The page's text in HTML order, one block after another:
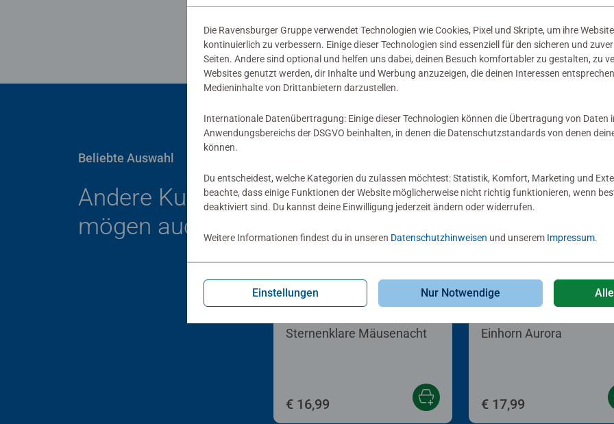
Beliebte Auswahl
Andere Kunden
mögen auch
Sternenklare Mäusenacht
€ 16,99
Einhorn Aurora
€ 17,99
Die Ravensburger Gruppe verwendet Technologien wie Cookies, Pixel und Skripte, um ihre
kontinuierlich zu verbessern. Einige dieser Technologien sind essenziell für den sicheren und
Seiten. Andere sind optional und helfen uns dabei, deinen Besuch komfortabler zu gestalten, zu
Websites genutzt werden, dir Inhalte und Werbung anzuzeigen, die deinen Interessen
Medieninhalte von Drittanbietern darzustellen.
Internationale Datenübertragung: Einige dieser Technologien können die Übertragung von Daten
Anwendungsbereichs der DSGVO beinhalten, in denen die Datenschutzstandards von denen
können.
Du entscheidest, welche Kategorien du zulassen möchtest: Statistik, Komfort, Marketing und
beachte, dass einige Funktionen der Website möglicherweise nicht richtig funktionieren, wenn
deaktiviert sind. Du kannst deine Einwilligung jederzeit ändern oder widerrufen.
Weitere Informationen findest du in unseren Datenschutzhinweisen und unserem Impressum.
Einstellungen Nur Notwendige